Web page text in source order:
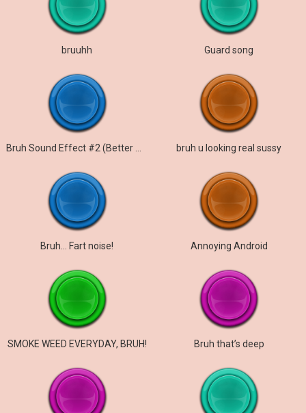
bruuhh Guard song
bruh u looking real sussy
Bruh… Fart noise! Annoying Android
SMOKE WEED EVERYDAY, BRUH! Bruh that’s deep